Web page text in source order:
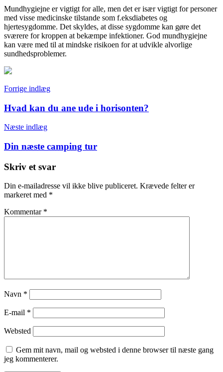
Mundhygiejne er vigtigt for alle, men det er især vigtigt for personer
med visse medicinske tilstande som f.eksdiabetes og
hjertesygdomme. Det skyldes, at disse sygdomme kan gøre det
sværere for kroppen at bekæmpe infektioner. God mundhygiejne
kan være med til at mindske risikoen for at udvikle alvorlige
sundhedsproblemer.
Indlægsnavigation
Forrige indlæg
Hvad kan du ane ude i horisonten?
Næste indlæg
Din næste camping tur
Skriv et svar
Din e-mailadresse vil ikke blive publiceret. Krævede felter er
markeret med *
Kommentar *
Navn *
E-mail *
Websted
Gem mit navn, mail og websted i denne browser til næste gang
jeg kommenterer.